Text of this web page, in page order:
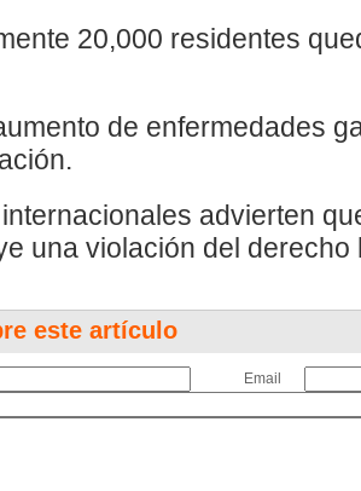
20,000 residentes
de enfermedades
advierten
una violación del derecho
este artículo
Email